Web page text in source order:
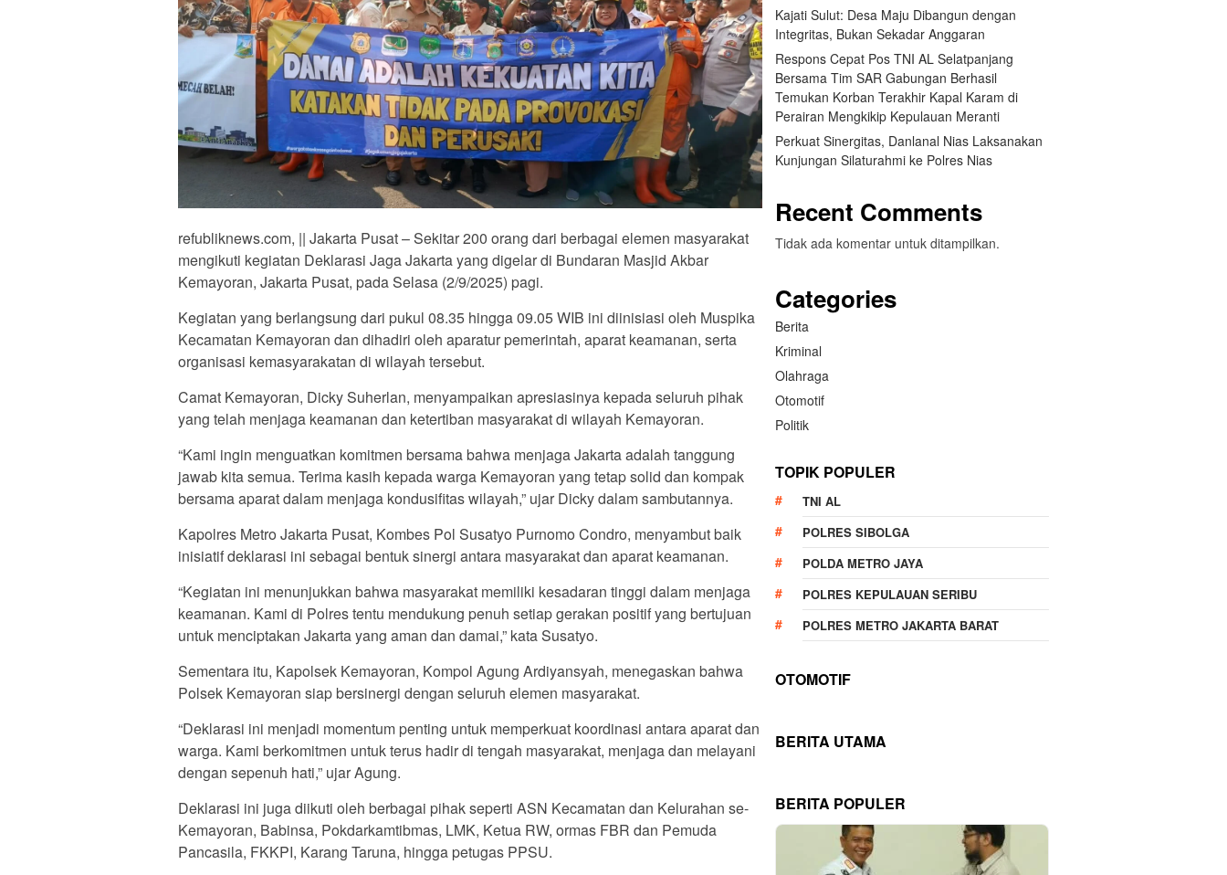
refubliknews.com, || Jakarta Pusat – Sekitar 200 orang dari berbagai elemen masyarakat
mengikuti kegiatan Deklarasi Jaga Jakarta yang digelar di Bundaran Masjid Akbar
Kemayoran, Jakarta Pusat, pada Selasa (2/9/2025) pagi.
Kegiatan yang berlangsung dari pukul 08.35 hingga 09.05 WIB ini diinisiasi oleh Muspika
Kecamatan Kemayoran dan dihadiri oleh aparatur pemerintah, aparat keamanan, serta
organisasi kemasyarakatan di wilayah tersebut.
Camat Kemayoran, Dicky Suherlan, menyampaikan apresiasinya kepada seluruh pihak
yang telah menjaga keamanan dan ketertiban masyarakat di wilayah Kemayoran.
“Kami ingin menguatkan komitmen bersama bahwa menjaga Jakarta adalah tanggung
jawab kita semua. Terima kasih kepada warga Kemayoran yang tetap solid dan kompak
bersama aparat dalam menjaga kondusifitas wilayah,” ujar Dicky dalam sambutannya.
Kapolres Metro Jakarta Pusat, Kombes Pol Susatyo Purnomo Condro, menyambut baik
inisiatif deklarasi ini sebagai bentuk sinergi antara masyarakat dan aparat keamanan.
“Kegiatan ini menunjukkan bahwa masyarakat memiliki kesadaran tinggi dalam menjaga
keamanan. Kami di Polres tentu mendukung penuh setiap gerakan positif yang bertujuan
untuk menciptakan Jakarta yang aman dan damai,” kata Susatyo.
Sementara itu, Kapolsek Kemayoran, Kompol Agung Ardiyansyah, menegaskan bahwa
Polsek Kemayoran siap bersinergi dengan seluruh elemen masyarakat.
“Deklarasi ini menjadi momentum penting untuk memperkuat koordinasi antara aparat dan
warga. Kami berkomitmen untuk terus hadir di tengah masyarakat, menjaga dan melayani
dengan sepenuh hati,” ujar Agung.
Deklarasi ini juga diikuti oleh berbagai pihak seperti ASN Kecamatan dan Kelurahan se-
Kemayoran, Babinsa, Pokdarkamtibmas, LMK, Ketua RW, ormas FBR dan Pemuda
Pancasila, FKKPI, Karang Taruna, hingga petugas PPSU.
Kajati Sulut: Desa Maju Dibangun dengan
Integritas, Bukan Sekadar Anggaran
Respons Cepat Pos TNI AL Selatpanjang
Bersama Tim SAR Gabungan Berhasil
Temukan Korban Terakhir Kapal Karam di
Perairan Mengkikip Kepulauan Meranti
Perkuat Sinergitas, Danlanal Nias Laksanakan
Kunjungan Silaturahmi ke Polres Nias
Recent Comments
Tidak ada komentar untuk ditampilkan.
Categories
Berita
Kriminal
Olahraga
Otomotif
Politik
TOPIK POPULER
TNI AL
POLRES SIBOLGA
POLDA METRO JAYA
POLRES KEPULAUAN SERIBU
POLRES METRO JAKARTA BARAT
OTOMOTIF
BERITA UTAMA
BERITA POPULER